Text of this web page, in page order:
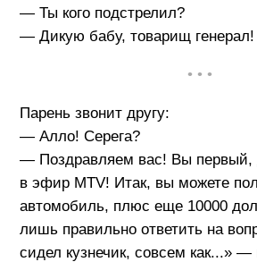
— Ты кого подстрелил?
— Дикую бабу, товарищ генерал!
• • •
Парень звонит другу:
— Алло! Серега?
— Поздравляем вас! Вы первый,
в эфир МТV! Итак, вы можете
автомобиль, плюс еще 10000
лишь правильно ответить на
сидел кузнечик, совсем как...» —